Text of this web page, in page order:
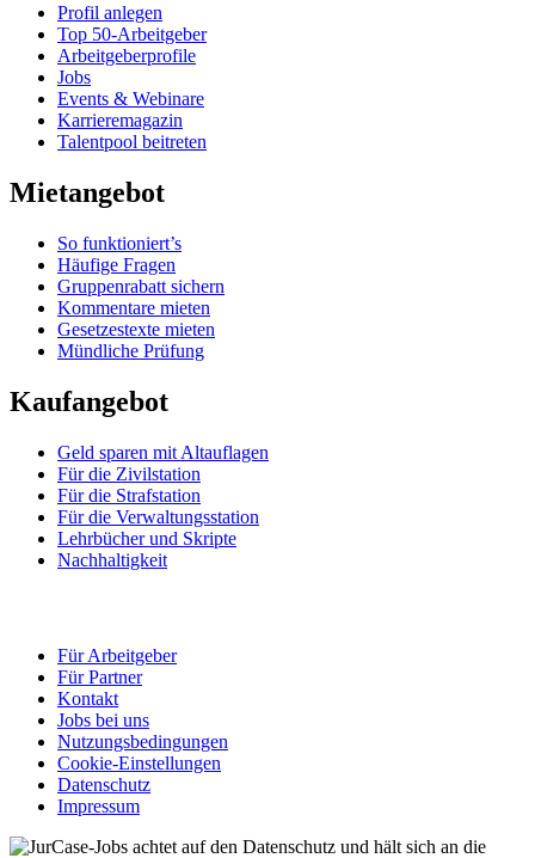
Profil anlegen
Top 50-Arbeitgeber
Arbeitgeberprofile
Jobs
Events & Webinare
Karrieremagazin
Talentpool beitreten
Mietangebot
So funktioniert’s
Häufige Fragen
Gruppenrabatt sichern
Kommentare mieten
Gesetzestexte mieten
Mündliche Prüfung
Kaufangebot
Geld sparen mit Altauflagen
Für die Zivilstation
Für die Strafstation
Für die Verwaltungsstation
Lehrbücher und Skripte
Nachhaltigkeit
Für Arbeitgeber
Für Partner
Kontakt
Jobs bei uns
Nutzungsbedingungen
Cookie-Einstellungen
Datenschutz
Impressum